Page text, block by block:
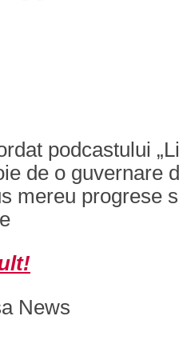
podcastului
de o guvernare
mereu progrese
News